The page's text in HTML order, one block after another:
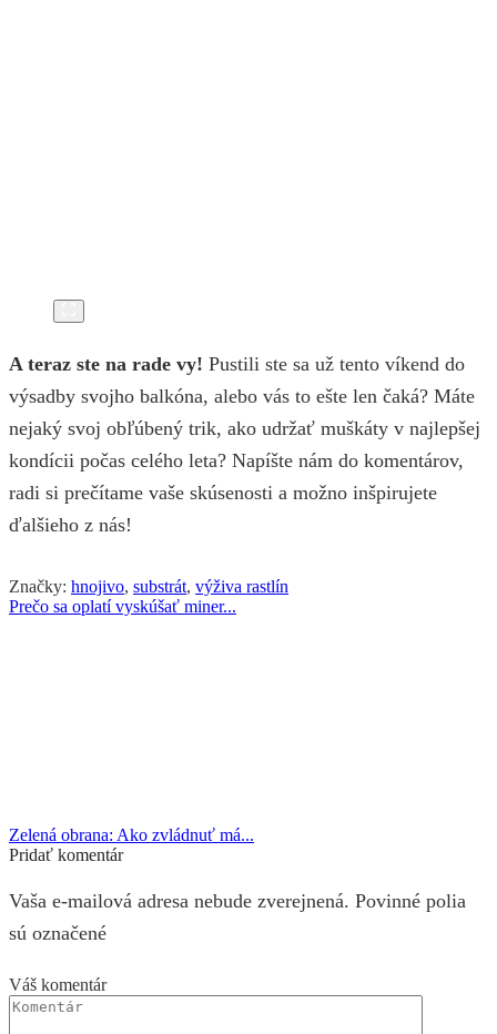
A teraz ste na rade vy! Pustili ste sa už tento víkend do
výsadby svojho balkóna, alebo vás to ešte len čaká? Máte
nejaký svoj obľúbený trik, ako udržať muškáty v najlepšej
kondícii počas celého leta? Napíšte nám do komentárov,
radi si prečítame vaše skúsenosti a možno inšpirujete
ďalšieho z nás!
Značky: hnojivo, substrát, výživa rastlín
Prečo sa oplatí vyskúšať miner...
Zelená obrana: Ako zvládnuť má...
Pridať komentár
Vaša e-mailová adresa nebude zverejnená. Povinné polia
sú označené
Váš komentár